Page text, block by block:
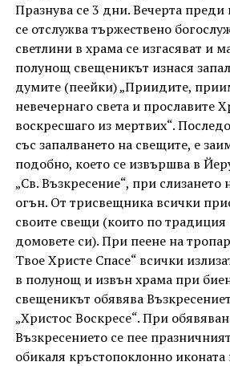
Празнува се 3 дни. Вечерта
се отслужва тържествено
светлини в храма се изгасяват и
полунощ свещеникът изнася
думите (пеейки) „Приидите,
невечернаго света и прославите
воскресшаго из мертвих“.
със запалването на свещите, е
подобно, което се извършва в
„Св. Възкресение“, при слизането
огън. От трисвещника всички
своите свещи (които по традиция
домовете си). При пеене на
Твое Христе Спасе“ всички
в полунощ и извън храма при
свещеникът обявява
„Христос Воскресе“. При
Възкресението се пее
обикаля кръстопоклонно иконата